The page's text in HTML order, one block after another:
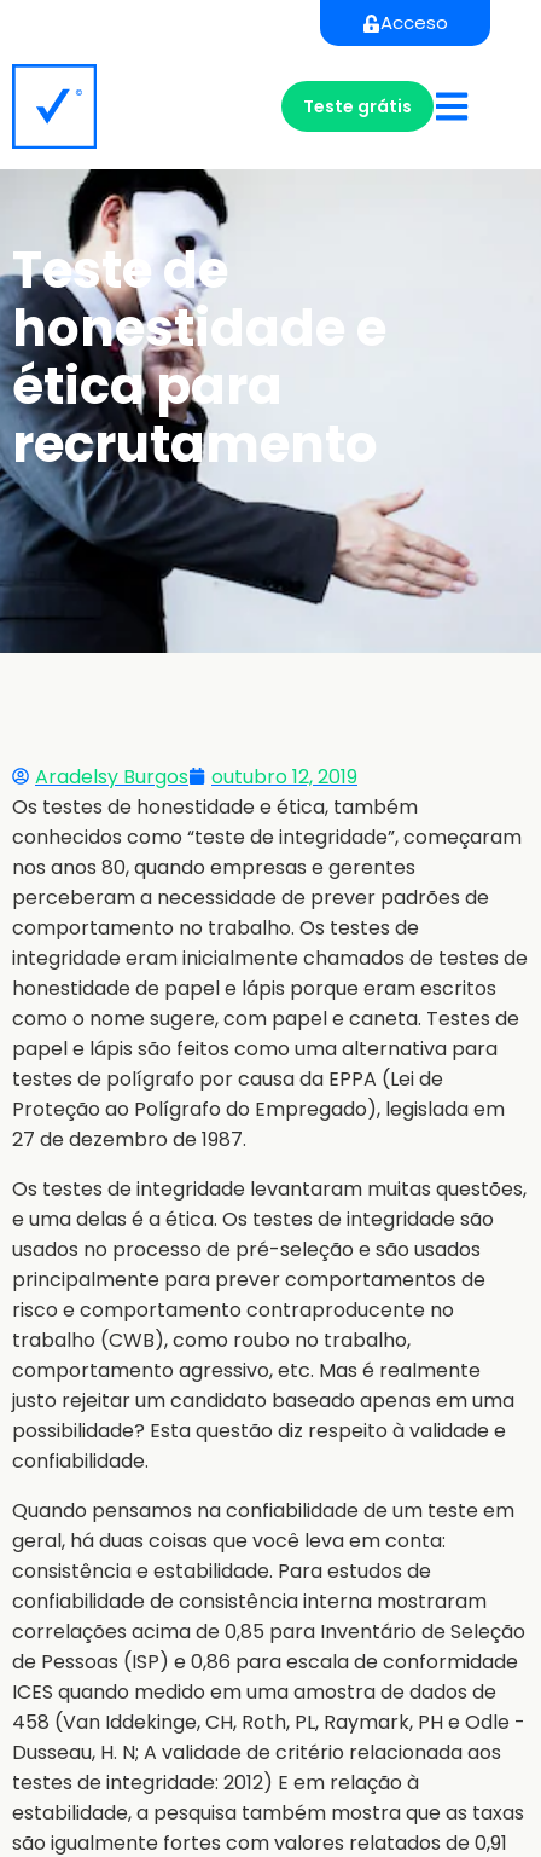
Acceso
Teste grátis
Teste de
honestidade e
ética para
recrutamento
Aradelsy Burgos
outubro 12, 2019
Os testes de honestidade e ética, também
conhecidos como “teste de integridade”, começaram
nos anos 80, quando empresas e gerentes
perceberam a necessidade de prever padrões de
comportamento no trabalho. Os testes de
integridade eram inicialmente chamados de testes de
honestidade de papel e lápis porque eram escritos
como o nome sugere, com papel e caneta. Testes de
papel e lápis são feitos como uma alternativa para
testes de polígrafo por causa da EPPA (Lei de
Proteção ao Polígrafo do Empregado), legislada em
27 de dezembro de 1987.
Os testes de integridade levantaram muitas questões,
e uma delas é a ética. Os testes de integridade são
usados no processo de pré-seleção e são usados
principalmente para prever comportamentos de
risco e comportamento contraproducente no
trabalho (CWB), como roubo no trabalho,
comportamento agressivo, etc. Mas é realmente
justo rejeitar um candidato baseado apenas em uma
possibilidade? Esta questão diz respeito à validade e
confiabilidade.
Quando pensamos na confiabilidade de um teste em
geral, há duas coisas que você leva em conta:
consistência e estabilidade. Para estudos de
confiabilidade de consistência interna mostraram
correlações acima de 0,85 para Inventário de Seleção
de Pessoas (ISP) e 0,86 para escala de conformidade
ICES quando medido em uma amostra de dados de
458 (Van Iddekinge, CH, Roth, PL, Raymark, PH e Odle -
Dusseau, H. N; A validade de critério relacionada aos
testes de integridade: 2012) E em relação à
estabilidade, a pesquisa também mostra que as taxas
são igualmente fortes com valores relatados de 0,91